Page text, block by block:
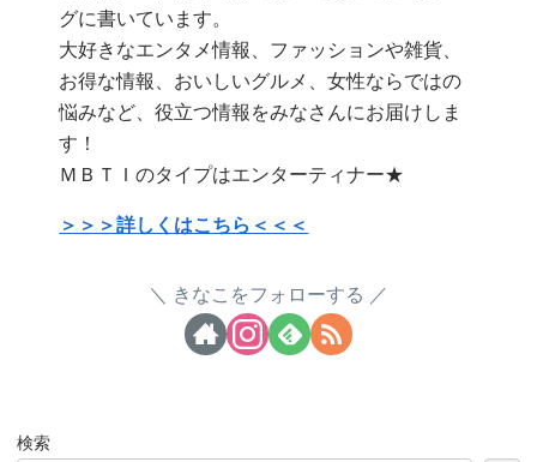
グに書いています。
大好きなエンタメ情報、ファッションや雑貨、
お得な情報、おいしいグルメ、女性ならではの
悩みなど、役立つ情報をみなさんにお届けしま
す！
ＭＢＴＩのタイプはエンターティナー★
＞＞＞詳しくはこちら＜＜＜
きなこをフォローする
検索